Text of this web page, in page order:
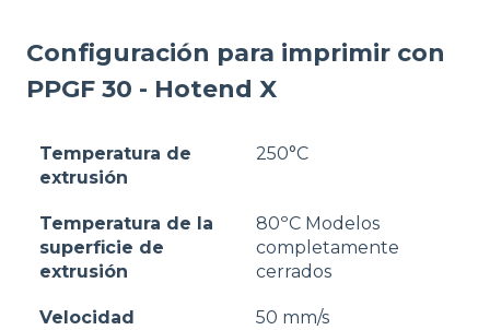
Configuración para imprimir con
PPGF 30 - Hotend X
Temperatura de
extrusión
250°C
Temperatura de la
superficie de
extrusión
80ºC Modelos
completamente
cerrados
Velocidad 50 mm/s